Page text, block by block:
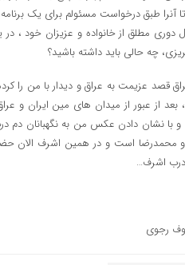
طبق درخواست مسئولم برای یک برنامه
مطلق از خانواده و عزیزان خود ، در
چه حالی باید داشته باشید؟
قصد عزیمت به عراق و دیدار با من را
، بعد از عبور از میدان های مین ایران و
و با نشان دادن عکس من به نگهبانان دم
است و در همین اشرف الان حضور
درب اشرف…
رجوی